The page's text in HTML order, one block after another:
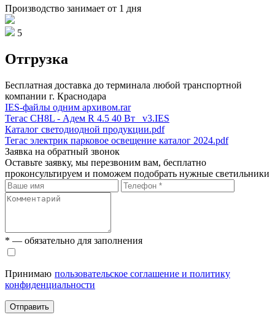
Производство занимает от 1 дня
5
Отгрузка
Бесплатная доставка до терминала любой транспортной
компании г. Краснодара
IES-файлы одним архивом.rar
Тегас CH8L - Адем R 4.5 40 Вт _v3.IES
Каталог светодиодной продукции.pdf
Тегас электрик парковое освещение каталог 2024.pdf
Заявка на обратный звонок
Оставьте заявку, мы перезвоним вам, бесплатно
проконсультируем и поможем подобрать нужные светильники
* — обязательно для заполнения
Принимаю пользовательское соглашение и политику
конфиденциальности
Отправить